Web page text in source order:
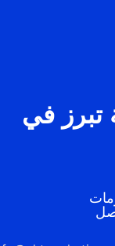
تبرز في